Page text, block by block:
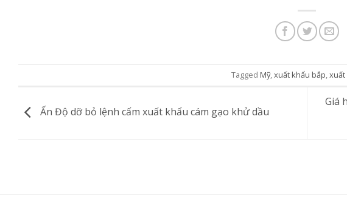
Tagged Mỹ,xuất khẩu bắp,xuất
Ấn Độ dỡ bỏ lệnh cấm xuất khẩu cám gạo khử dầu
Giá